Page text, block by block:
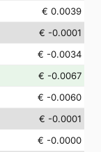
€ 0.0039
€ -0.0001
€ -0.0034
€ -0.0067
€ -0.0060
€ -0.0001
€ -0.0000